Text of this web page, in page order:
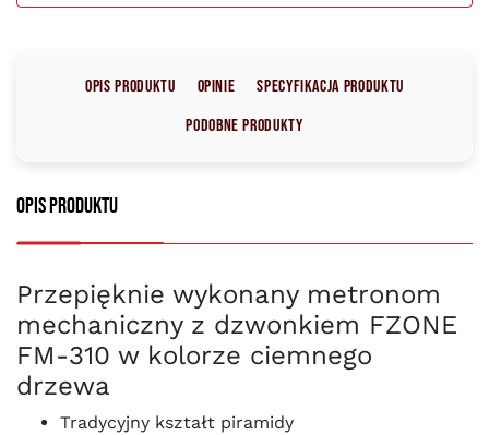
Opis produktu Opinie
Specyfikacja produktu
Podobne produkty
Opis produktu
Przepięknie wykonany metronom
mechaniczny z dzwonkiem FZONE
FM-310 w kolorze ciemnego
drzewa
Tradycyjny kształt piramidy